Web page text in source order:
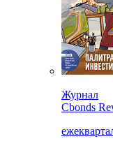
Журнал
Cbonds